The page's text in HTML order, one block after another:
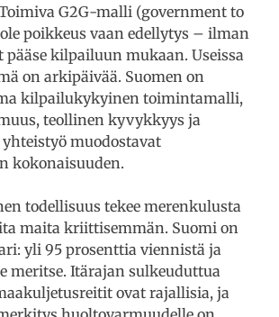
G2G-malli (government to
poikkeus vaan edellytys – ilman
pääse kilpailuun mukaan. Useissa
on arkipäivää. Suomen on
kilpailukykyinen toimintamalli,
teollinen kyvykkyys ja
muodostavat
kokonaisuuden.
todellisuus tekee merenkulusta
maita kriittisemmän. Suomi on
yli 95 prosenttia viennistä ja
meritse. Itärajan sulkeuduttua
ovat rajallisia, ja